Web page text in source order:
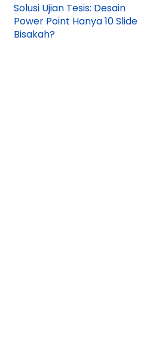
Solusi Ujian Tesis: Desain
Power Point Hanya 10 Slide
Bisakah?